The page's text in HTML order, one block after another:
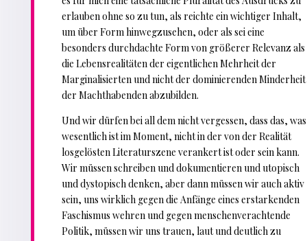
erlauben ohne so zu tun, als reichte ein wichtiger Inhalt,
um über Form hinwegzusehen, oder als sei eine
besonders durchdachte Form von größerer Relevanz als
die Lebensrealitäten der eigentlichen Mehrheit der
Marginalisierten und nicht der dominierenden Minderheit
der Machthabenden abzubilden.
Und wir dürfen bei all dem nicht vergessen, dass das, was
wesentlich ist im Moment, nicht in der von der Realität
losgelösten Literaturszene verankert ist oder sein kann.
Wir müssen schreiben und dokumentieren und utopisch
und dystopisch denken, aber dann müssen wir auch aktiv
sein, uns wirklich gegen die Anfänge eines erstarkenden
Faschismus wehren und gegen menschenverachtende
Politik, müssen wir uns trauen, laut und deutlich zu